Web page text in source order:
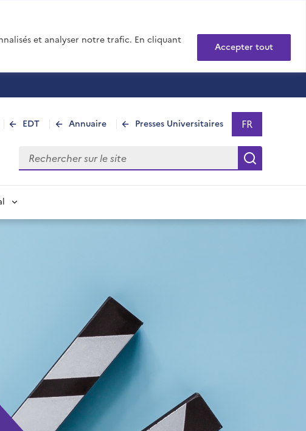
et analyser notre trafic. En cliquant
Accepter tout
EDT Annuaire Presses Universitaires Sélectionner
FR
- Français
Rechercher sur le site